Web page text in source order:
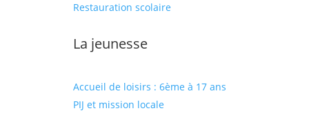
Restauration scolaire
La jeunesse
Accueil de loisirs : 6ème à 17 ans
PIJ et mission locale